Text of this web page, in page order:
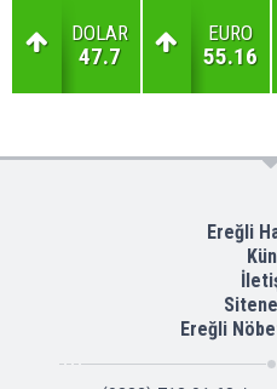
DOLAR
47.7
EURO
55.16
Ereğli
Ereğli